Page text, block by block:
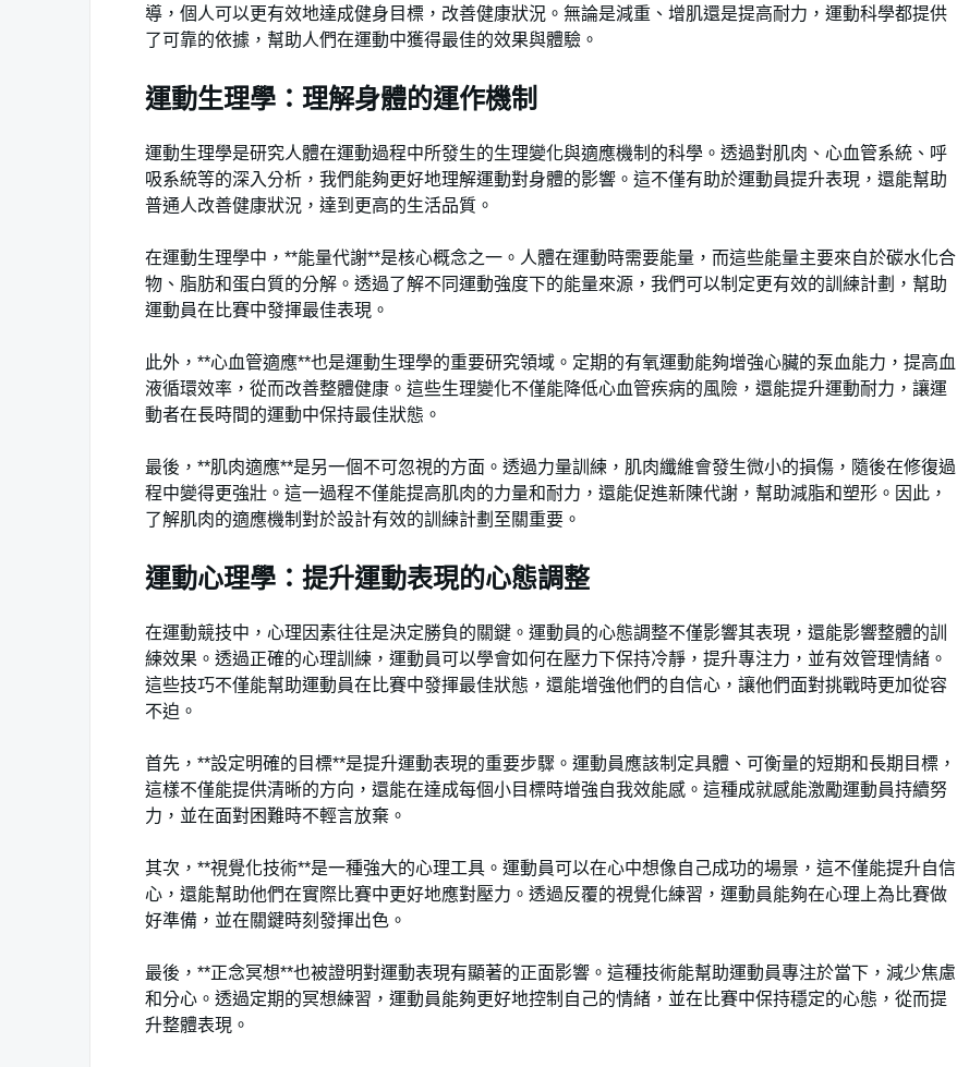
導，個人可以更有效地達成健身目標，改善健康狀況。無論是減重、增肌還是提高耐力，運動科學都提供
了可靠的依據，幫助人們在運動中獲得最佳的效果與體驗。
運動生理學：理解身體的運作機制
運動生理學是研究人體在運動過程中所發生的生理變化與適應機制的科學。透過對肌肉、心血管系統、呼
吸系統等的深入分析，我們能夠更好地理解運動對身體的影響。這不僅有助於運動員提升表現，還能幫助
普通人改善健康狀況，達到更高的生活品質。
在運動生理學中，**能量代謝**是核心概念之一。人體在運動時需要能量，而這些能量主要來自於碳水化合
物、脂肪和蛋白質的分解。透過了解不同運動強度下的能量來源，我們可以制定更有效的訓練計劃，幫助
運動員在比賽中發揮最佳表現。
此外，**心血管適應**也是運動生理學的重要研究領域。定期的有氧運動能夠增強心臟的泵血能力，提高血
液循環效率，從而改善整體健康。這些生理變化不僅能降低心血管疾病的風險，還能提升運動耐力，讓運
動者在長時間的運動中保持最佳狀態。
最後，**肌肉適應**是另一個不可忽視的方面。透過力量訓練，肌肉纖維會發生微小的損傷，隨後在修復過
程中變得更強壯。這一過程不僅能提高肌肉的力量和耐力，還能促進新陳代謝，幫助減脂和塑形。因此，
了解肌肉的適應機制對於設計有效的訓練計劃至關重要。
運動心理學：提升運動表現的心態調整
在運動競技中，心理因素往往是決定勝負的關鍵。運動員的心態調整不僅影響其表現，還能影響整體的訓
練效果。透過正確的心理訓練，運動員可以學會如何在壓力下保持冷靜，提升專注力，並有效管理情緒。
這些技巧不僅能幫助運動員在比賽中發揮最佳狀態，還能增強他們的自信心，讓他們面對挑戰時更加從容
不迫。
首先，**設定明確的目標**是提升運動表現的重要步驟。運動員應該制定具體、可衡量的短期和長期目標，
這樣不僅能提供清晰的方向，還能在達成每個小目標時增強自我效能感。這種成就感能激勵運動員持續努
力，並在面對困難時不輕言放棄。
其次，**視覺化技術**是一種強大的心理工具。運動員可以在心中想像自己成功的場景，這不僅能提升自信
心，還能幫助他們在實際比賽中更好地應對壓力。透過反覆的視覺化練習，運動員能夠在心理上為比賽做
好準備，並在關鍵時刻發揮出色。
最後，**正念冥想**也被證明對運動表現有顯著的正面影響。這種技術能幫助運動員專注於當下，減少焦慮
和分心。透過定期的冥想練習，運動員能夠更好地控制自己的情緒，並在比賽中保持穩定的心態，從而提
升整體表現。